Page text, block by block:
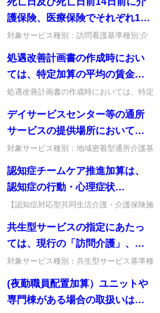
護保険、医療保険でそれぞれ1
回、合計2回ターミナルケアを実
算は算定できるのか。
対象サービス種別：訪問看護基準種別:介
及び死亡日前14日前に介護保険、医療保
険でそれぞれ1回、合計2回...
処遇改善計画書の作成時におい
ては、特定加算の平均の賃金改
善額の配分ルールを満たしてお
を予定していたものの、職員の
急な退職等によりやむを得ず、
各グループに対して計画書通り
の賃金改善を行うことができな
くなった結果、配分ルールを満
たすことができなかった場合、
どのような取扱いとすべきか。
処遇改善計画書の作成時においては、特定
たしており、事業所としても適切な配分を
予定していたものの、職員の...
デイサービスセンター等の通所
サービスの提供場所において、
通所サービスに付随して理美容
るか。
対象サービス種別：地域密着型通所介護基
理美容サービスの利用」質問デイサービス
センター等の通所サービスの...
認知症チームケア推進加算は、
認知症の行動・心理症状
（BPSD）が認められる入所者等
【認知症対応型共同生活介護・介護保険施
BPSDが認められる入所者にのみ算定でき
るか。BPSD予防等のチーム...
共生型サービスの指定にあたっ
ては、現行の「訪問介護」、
「通所介護」、「短期入所生活
れとも、新しいサービス類型と
して、「共生型訪問介護」、
対象サービス種別：共生型サービス基準種
ついて」質問共生型サービスの指定にあた
っては、現行の「訪問介護...
(夜勤職員配置加算）ユニットや
専門棟がある場合の取扱いはど